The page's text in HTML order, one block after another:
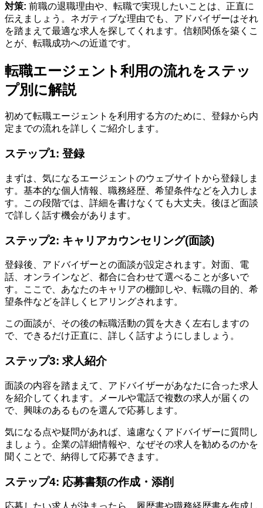
対策: 前職の退職理由や、転職で実現したいことは、正直に
伝えましょう。ネガティブな理由でも、アドバイザーはそれ
を踏まえて最適な求人を探してくれます。信頼関係を築くこ
とが、転職成功への近道です。
転職エージェント利用の流れをステッ
プ別に解説
初めて転職エージェントを利用する方のために、登録から内
定までの流れを詳しくご紹介します。
ステップ1: 登録
まずは、気になるエージェントのウェブサイトから登録しま
す。基本的な個人情報、職務経歴、希望条件などを入力しま
す。この段階では、詳細を書けなくても大丈夫。後ほど面談
で詳しく話す機会があります。
ステップ2: キャリアカウンセリング(面談)
登録後、アドバイザーとの面談が設定されます。対面、電
話、オンラインなど、都合に合わせて選べることが多いで
す。ここで、あなたのキャリアの棚卸しや、転職の目的、希
望条件などを詳しくヒアリングされます。
この面談が、その後の転職活動の質を大きく左右しますの
で、できるだけ正直に、詳しく話すようにしましょう。
ステップ3: 求人紹介
面談の内容を踏まえて、アドバイザーがあなたに合った求人
を紹介してくれます。メールや電話で複数の求人が届くの
で、興味のあるものを選んで応募します。
気になる点や疑問があれば、遠慮なくアドバイザーに質問し
ましょう。企業の詳細情報や、なぜその求人を勧めるのかを
聞くことで、納得して応募できます。
ステップ4: 応募書類の作成・添削